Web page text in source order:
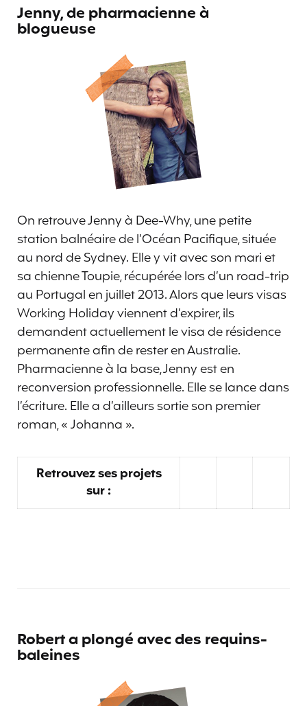
Jenny, de pharmacienne à
blogueuse
On retrouve Jenny à Dee-Why, une petite
station balnéaire de l’Océan Pacifique, située
au nord de Sydney. Elle y vit avec son mari et
sa chienne Toupie, récupérée lors d’un road-trip
au Portugal en juillet 2013. Alors que leurs visas
Working Holiday viennent d’expirer, ils
demandent actuellement le visa de résidence
permanente afin de rester en Australie.
Pharmacienne à la base, Jenny est en
reconversion professionnelle. Elle se lance dans
l’écriture. Elle a d’ailleurs sortie son premier
roman, « Johanna ».
Retrouvez ses projets
sur :
Robert a plongé avec des requins-
baleines